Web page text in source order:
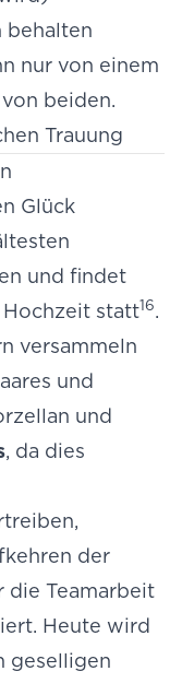
behalten
nur von einem
beiden.
Trauung
Glück
und findet
statt16.
versammeln
und
und
, da dies
der
die Teamarbeit
Heute wird
geselligen